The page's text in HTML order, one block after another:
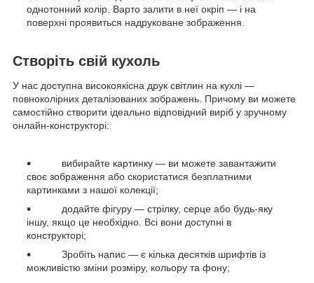
однотонний колір. Варто залити в неї окріп — і на
поверхні проявиться надруковане зображення.
Створіть свій кухоль
У нас доступна високоякісна друк світлин на кухлі —
повноколірних деталізованих зображень. Причому ви можете
самостійно створити ідеально відповідний виріб у зручному
онлайн-конструкторі:
вибирайте картинку — ви можете завантажити
своє зображення або скористатися безплатними
картинками з нашої колекції;
додайте фігуру — стрілку, серце або будь-яку
іншу, якщо це необхідно. Всі вони доступні в
конструкторі;
Зробіть напис — є кілька десятків шрифтів із
можливістю зміни розміру, кольору та фону;